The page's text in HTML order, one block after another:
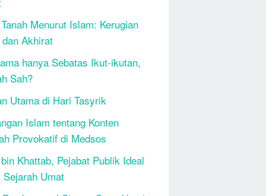
Menurut Islam: Kerugian
Akhirat
hanya Sebatas Ikut-ikutan,
Sah?
Utama di Hari Tasyrik
Islam tentang Konten
Provokatif di Medsos
Khattab, Pejabat Publik Ideal
Sejarah Umat